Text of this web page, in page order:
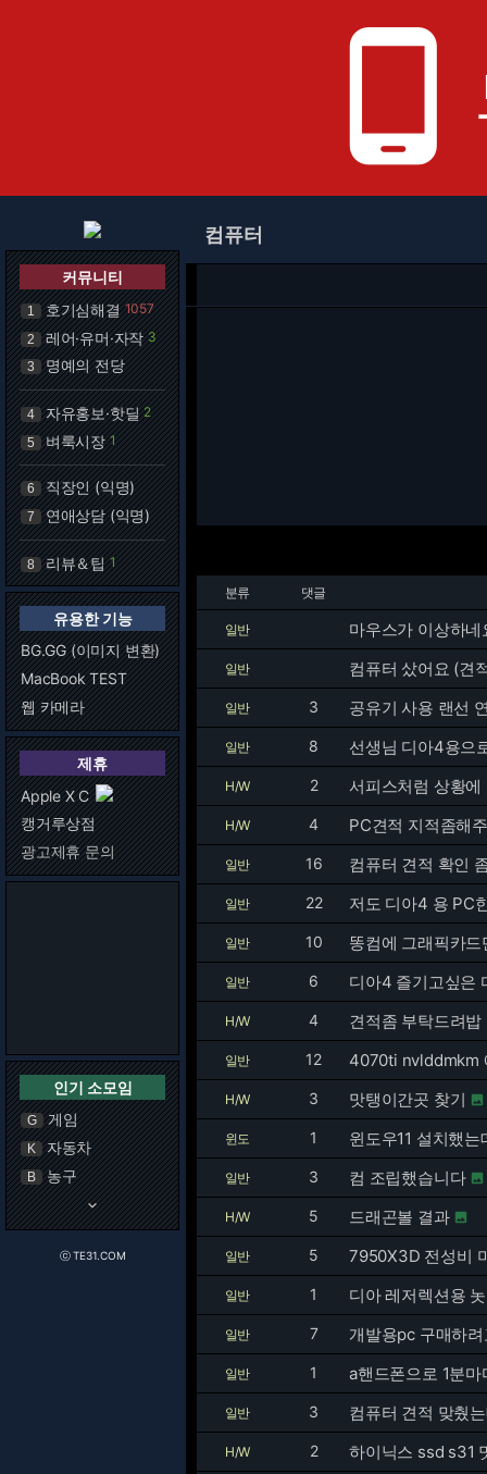
phone_android
커뮤니티
1 호기심해결 1057
2 레어·유머·자작 3
3 명예의 전당
4 자유홍보·핫딜 2
5 벼룩시장 1
6 직장인 (익명)
7 연애상담 (익명)
8 리뷰＆팁 1
유용한 기능
BG.GG (이미지 변환)
MacBook TEST
웹 카메라
제휴
Apple X C
캥거루상점
광고제휴 문의
인기 소모임
G 게임
K 자동차
B 농구
keyboard_arrow_down
ⓒ TE31.COM
컴퓨터
분류 댓글
일반 마우스가 이상하네
일반 컴퓨터 샀어요 (견
일반 3
일반 8 선생님 디아4용으
H/W 2
H/W 4 PC견적 지적좀해
일반 16 컴퓨터 견적 확인
일반 22 저도 디아4 용 PC
일반 10 똥컴에 그래픽카
일반 6 디아4 즐기고싶은
H/W 4 견적좀 부탁드려밥
일반 12 4070ti nvlddmkm
H/W 3 맛탱이간곳 찾기 
윈도 1 윈도우11 설치했는
일반 3 컴 조립했습니다 
H/W 5 드래곤볼 결과 
일반 5 7950X3D 전성비
일반 1 디아 레저렉션용
일반 7 개발용pc 구매하
일반 1 a핸드폰으로 1분
일반 3 컴퓨터 견적 맞췄
H/W 2 하이닉스 ssd s31